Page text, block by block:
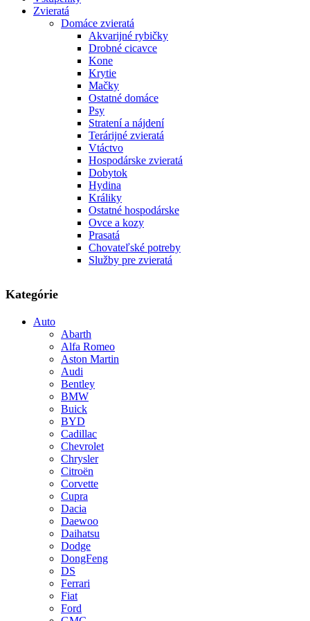
Zvieratá
Domáce zvieratá
Akvarijné rybičky
Drobné cicavce
Kone
Krytie
Mačky
Ostatné domáce
Psy
Stratení a nájdení
Terárijné zvieratá
Vtáctvo
Hospodárske zvieratá
Dobytok
Hydina
Králiky
Ostatné hospodárske
Ovce a kozy
Prasatá
Chovateľské potreby
Služby pre zvieratá
Kategórie
Auto
Abarth
Alfa Romeo
Aston Martin
Audi
Bentley
BMW
Buick
BYD
Cadillac
Chevrolet
Chrysler
Citroën
Corvette
Cupra
Dacia
Daewoo
Daihatsu
Dodge
DongFeng
DS
Ferrari
Fiat
Ford